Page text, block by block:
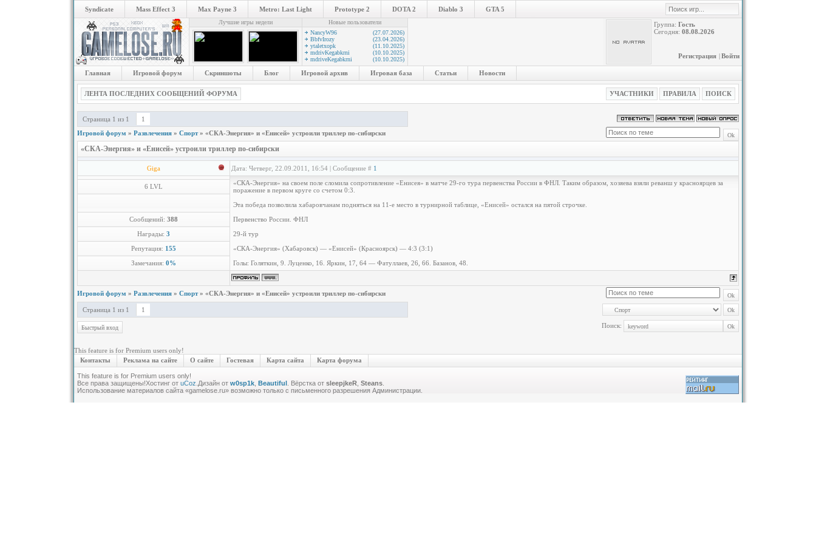
Syndicate Mass Effect 3 Max Payne 3 Metro: Last Light Prototype 2 DOTA 2 Diablo 3 GTA 5
Лучшие игры недели
Новые пользователи
NancyW96
(27.07.2026)
BbfvIrozy
(23.04.2026)
ytaletxopk
(11.10.2025)
mdrivKegabkrni
(10.10.2025)
mdriveKegabkrni
(10.10.2025)
Группа: Гость
Сегодня: 08.08.2026
Войти
|
Регистрация
Главная Игровой форум Скриншоты Блог Игровой архив Игровая база Статьи Новости
ЛЕНТА ПОСЛЕДНИХ СООБЩЕНИЙ ФОРУМА УЧАСТНИКИ ПРАВИЛА ПОИСК
Страница 1 из 1
1
Игровой форум » Развлечения » Спорт » «СКА-Энергия» и «Енисей» устроили триллер по-сибирски
«СКА-Энергия» и «Енисей» устроили триллер по-сибирски
Giga Дата: Четверг, 22.09.2011, 16:54 | Сообщение # 1
6 LVL
Сообщений: 388
Награды: 3
Репутация: 155
Замечания: 0%
«СКА-Энергия» на своем поле сломила сопротивление «Енисея» в матче 29-го тура первенства России в ФНЛ. Таким образом, хозяева взяли реванш у красноярцев за
поражение в первом круге со счетом 0:3.
Эта победа позволила хабаровчанам подняться на 11-е место в турнирной таблице, «Енисей» остался на пятой строчке.
Первенство России. ФНЛ
29-й тур
«СКА-Энергия» (Хабаровск) — «Енисей» (Красноярск) — 4:3 (3:1)
Голы: Голяткин, 9. Луценко, 16. Яркин, 17, 64 — Фатуллаев, 26, 66. Базанов, 48.
Игровой форум » Развлечения » Спорт » «СКА-Энергия» и «Енисей» устроили триллер по-сибирски
Страница 1 из 1 1
Поиск:
This feature is for Premium users only!
Контакты
Реклама на сайте О сайте Гостевая Карта сайта Карта форума
This feature is for Premium users only!
Все права защищены!Хостинг от uCoz .Дизайн от w0sp1k Beautiful . Вёрстка от sleepjkeR Steans
Использование материалов сайта «gamelose.ru» возможно только с письменного разрешения Администрации.